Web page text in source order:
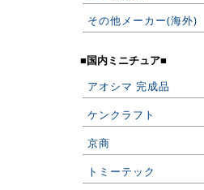
その他メーカー(海外)
■国内ミニチュア■
アオシマ 完成品
ケンクラフト
京商
トミーテック